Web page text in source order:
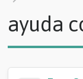
u
d
a
o
ayuda